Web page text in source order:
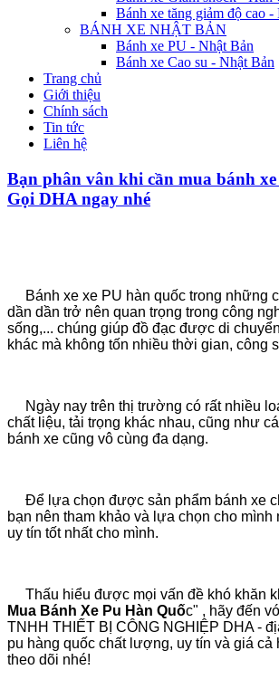
Bánh xe tăng giảm độ cao -
BÁNH XE NHẬT BẢN
Bánh xe PU - Nhật Bản
Bánh xe Cao su - Nhật Bản
Trang chủ
Giới thiệu
Chính sách
Tin tức
Liên hệ
Bạn phân vân khi cần mua bánh
Gọi DHA ngay nhé
Bánh xe xe PU hàn quốc trong những
dần dần trở nên quan trọng trong công
sống,... chúng giúp đồ đạc được di
khác mà không tốn nhiều thời gian, công
Ngày nay trên thị trường có rất nhiều
chất liệu, tải trọng khác nhau, cũng như
bánh xe cũng vô cùng đa dạng.
Để lựa chọn được sản phẩm bánh xe
bạn nên tham khảo và lựa chọn cho mình
uy tín tốt nhất cho mình.
Thấu hiểu được mọi vấn đề khó khăn
Mua Bánh Xe Pu Hàn Quốc" , hãy đến
TNHH THIẾT BỊ CÔNG NGHIỆP DHA -
pu hàng quốc chất lượng, uy tín và giá cả
theo dõi nhé!